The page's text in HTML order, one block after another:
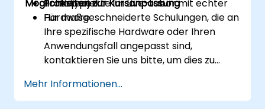
Prototypen.
Praxisprojekte im Live-Labor mit echter
Hardware.
Möglichkeiten zur Kursanpassung
Für maßgeschneiderte Schulungen, die an
Ihre spezifische Hardware oder Ihren
Anwendungsfall angepasst sind,
kontaktieren Sie uns bitte, um dies zu
Mehr Informationen...